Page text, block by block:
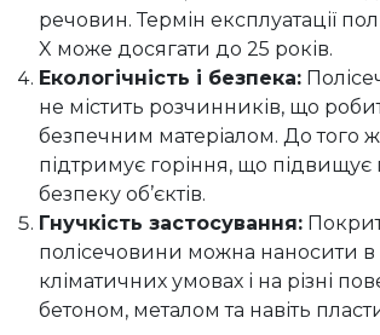
речовин. Термін експлуатації
X може досягати до 25 років.
Екологічність і безпека:
не містить розчинників, що
безпечним матеріалом. До того
підтримує горіння, що
безпеку об’єктів.
Гнучкість застосування:
полісечовини можна наносити в
кліматичних умовах і на різні
бетоном, металом та навіть